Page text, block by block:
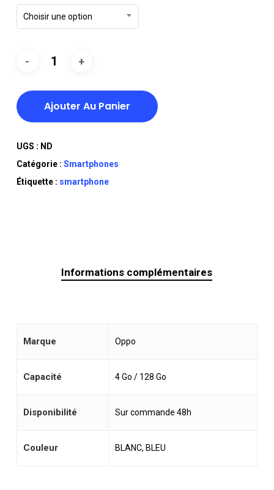
Choisir une option
Ajouter Au Panier
UGS : ND
Catégorie : Smartphones
Étiquette : smartphone
Informations complémentaires
Marque Oppo
Capacité 4 Go / 128 Go
Disponibilité Sur commande 48h
Couleur BLANC, BLEU